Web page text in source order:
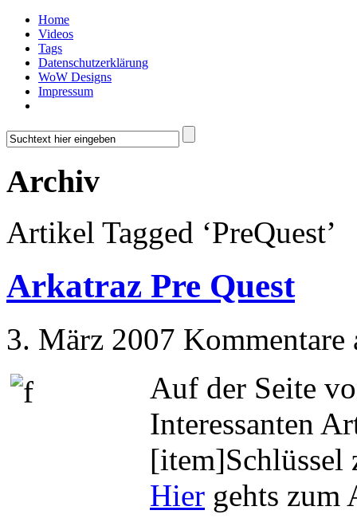
Home
Videos
Tags
Datenschutzerklärung
WoW Designs
Impressum
Archiv
Artikel Tagged ‘PreQuest’
Arkatraz Pre Quest
3. März 2007 Kommentare
Auf der Seite
Interessanten
[item]Schlüssel
Hier gehts zum